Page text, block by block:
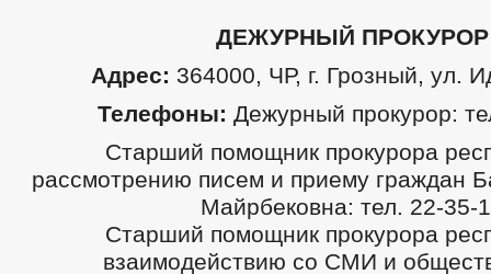
ДЕЖУРНЫЙ ПРОКУРОР
Адрес: 364000, ЧР, г. Грозный, ул.
Телефоны: Дежурный прокурор:
Старший помощник прокурора
рассмотрению писем и приему граждан
Майрбековна: тел. 22-35-
Cтарший помощник прокурора
взаимодействию со СМИ и